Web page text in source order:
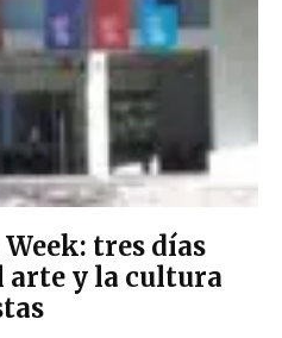
tres días
arte y la cultura